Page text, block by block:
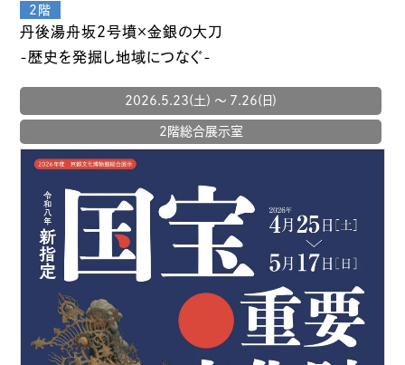
丹後湯舟坂２号墳×金銀の大刀
-歴史を発掘し地域につなぐ-
2026.5.23(土) 〜 7.26(日)
2階総合展示室